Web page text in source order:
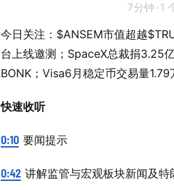
7分钟 · 1
今日关注：$ANSEM市值超越
台上线邀测；SpaceX总裁捐3.25
BONK；Visa6月稳定币交易量1.79
快速收听
0:10 要闻提示
0:42 讲解监管与宏观板块新闻及